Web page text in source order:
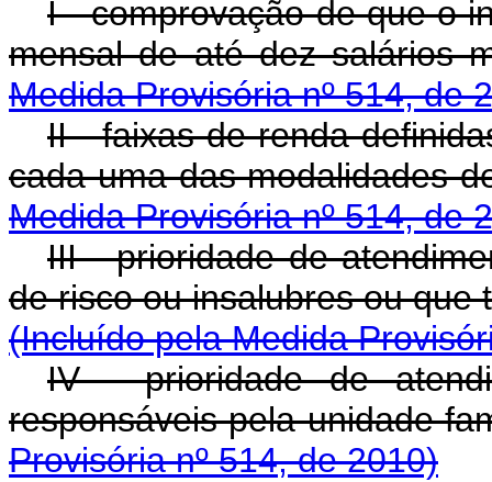
I - comprovação de que o
mensal de até dez
Medida Provisória nº 514, de
II - faixas de renda
cada uma das modalidades
Medida Provisória nº 514, de
III - prioridade de
de risco ou insalubres ou
(Incluído pela Medida
IV - prioridade de
responsáveis pela unidade
Provisória nº 514, de 2010)